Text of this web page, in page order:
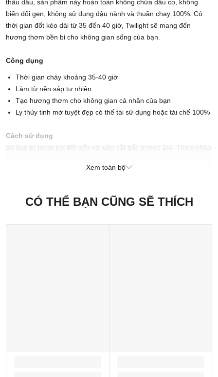
thầu dầu, sản phẩm này hoàn toàn không chứa dầu cọ, không
biến đổi gen, không sử dụng đậu nành và thuần chay 100%. Có
thời gian đốt kéo dài từ 35 đến 40 giờ, Twilight sẽ mang đến
hương thơm bền bỉ cho không gian sống của bạn.
Công dụng
Thời gian cháy khoảng 35-40 giờ
Làm từ nền sáp tự nhiên
Tạo hương thơm cho không gian cá nhân của bạn
Ly thủy tinh mờ tuyệt đẹp có thể tái sử dụng hoặc tái chế 100%
Cách sử dụng
Bỏ bao bì trước khi đốt nến và luôn cắt bấc ở mức 1/4. Tham khảo
Sử dụng trong vòng 14 tháng kể từ ngày mua.
Tránh xa tầm tay trẻ em.
Xem toàn bộ
CÓ THỂ BẠN CŨNG SẼ THÍCH